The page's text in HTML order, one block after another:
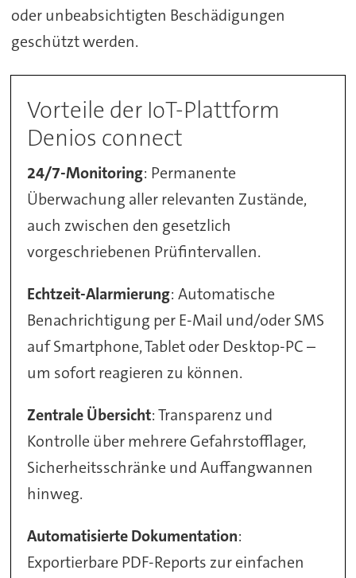
oder unbeabsichtigten Beschädigungen
geschützt werden.
Vorteile der IoT-Plattform
Denios connect
24/7-Monitoring: Permanente
Überwachung aller relevanten Zustände,
auch zwischen den gesetzlich
vorgeschriebenen Prüfintervallen.
Echtzeit-Alarmierung: Automatische
Benachrichtigung per E-Mail und/oder SMS
auf Smartphone, Tablet oder Desktop-PC –
um sofort reagieren zu können.
Zentrale Übersicht: Transparenz und
Kontrolle über mehrere Gefahrstofflager,
Sicherheitsschränke und Auffangwannen
hinweg.
Automatisierte Dokumentation:
Exportierbare PDF-Reports zur einfachen